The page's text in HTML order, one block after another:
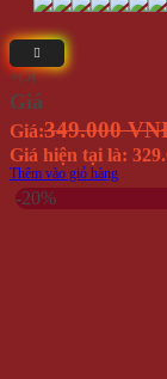
⭐(5)
Giá
Giá:349.000
Giá hiện tại là:
Thêm vào giỏ hàng
-20%